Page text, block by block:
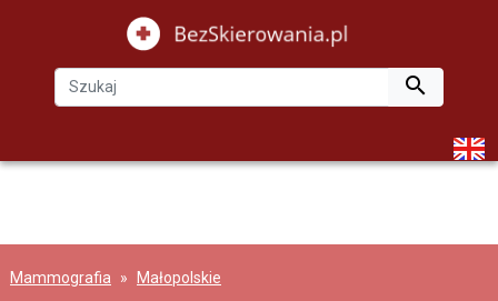

Mammografia Małopolskie